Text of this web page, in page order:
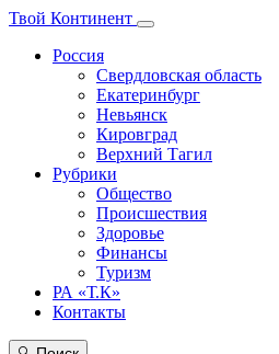
Твой Континент
Россия
Свердловская область
Екатеринбург
Невьянск
Кировград
Верхний Тагил
Рубрики
Общество
Происшествия
Здоровье
Финансы
Туризм
РА «Т.К»
Контакты